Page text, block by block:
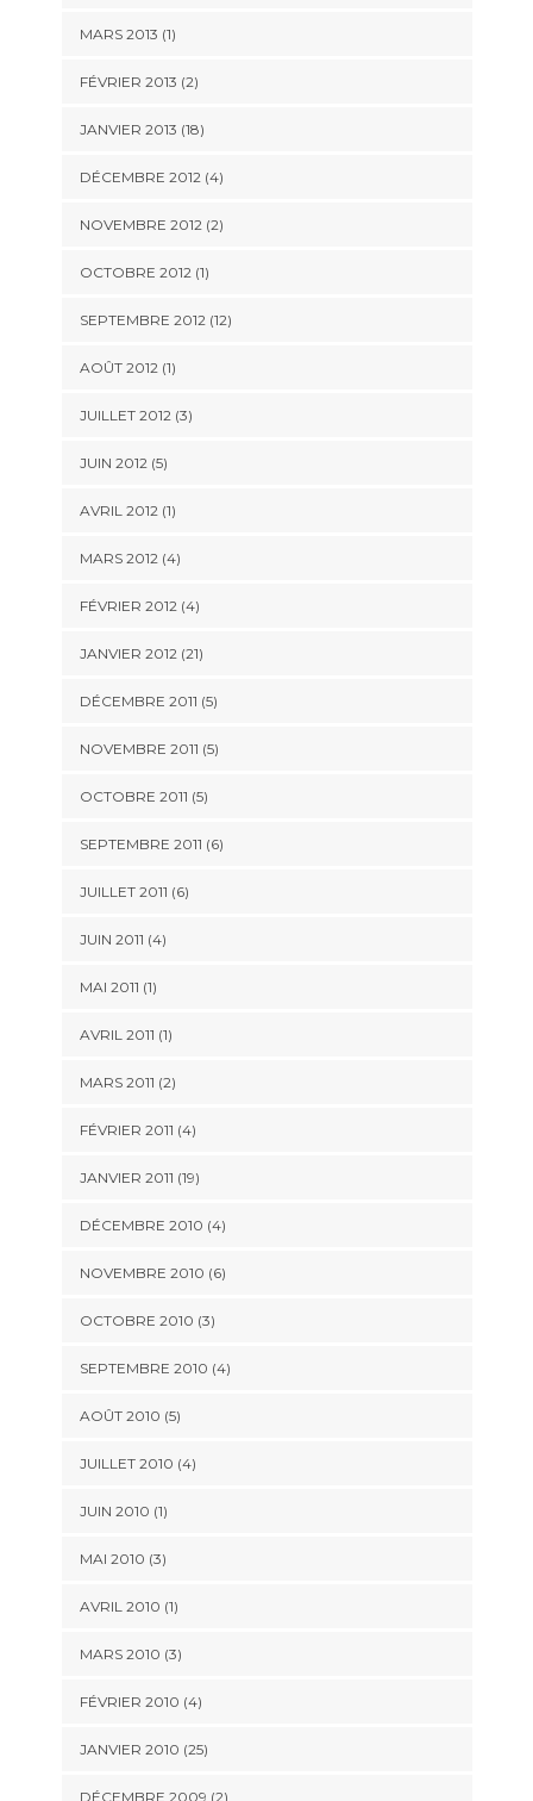
MARS 2013 (1)
FÉVRIER 2013 (2)
JANVIER 2013 (18)
DÉCEMBRE 2012 (4)
NOVEMBRE 2012 (2)
OCTOBRE 2012 (1)
SEPTEMBRE 2012 (12)
AOÛT 2012 (1)
JUILLET 2012 (3)
JUIN 2012 (5)
AVRIL 2012 (1)
MARS 2012 (4)
FÉVRIER 2012 (4)
JANVIER 2012 (21)
DÉCEMBRE 2011 (5)
NOVEMBRE 2011 (5)
OCTOBRE 2011 (5)
SEPTEMBRE 2011 (6)
JUILLET 2011 (6)
JUIN 2011 (4)
MAI 2011 (1)
AVRIL 2011 (1)
MARS 2011 (2)
FÉVRIER 2011 (4)
JANVIER 2011 (19)
DÉCEMBRE 2010 (4)
NOVEMBRE 2010 (6)
OCTOBRE 2010 (3)
SEPTEMBRE 2010 (4)
AOÛT 2010 (5)
JUILLET 2010 (4)
JUIN 2010 (1)
MAI 2010 (3)
AVRIL 2010 (1)
MARS 2010 (3)
FÉVRIER 2010 (4)
JANVIER 2010 (25)
DÉCEMBRE 2009 (2)